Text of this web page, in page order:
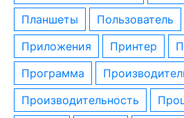
планшеты
пользователь
приложения
принтер
программа
производительность